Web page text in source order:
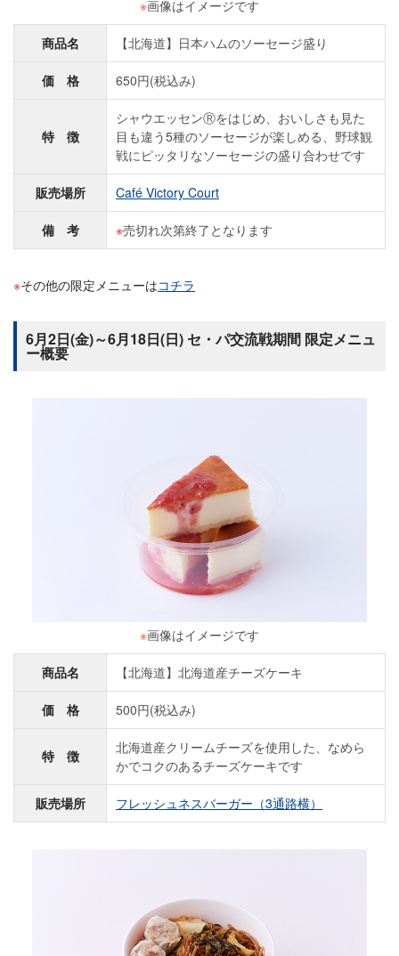
※画像はイメージです
商品名 【北海道】日本ハムのソーセージ盛り
価 格 650円(税込み)
特 徴
シャウエッセンⓇをはじめ、おいしさも見た
目も違う5種のソーセージが楽しめる、野球観
戦にピッタリなソーセージの盛り合わせです
販売場所 Café Victory Court
備 考 売切れ次第終了となります
その他の限定メニューはコチラ
6月2日(金)～6月18日(日) セ・パ交流戦期間 限定メニュ
ー概要
※画像はイメージです
商品名 【北海道】北海道産チーズケーキ
価 格 500円(税込み)
特 徴
北海道産クリームチーズを使用した、なめら
かでコクのあるチーズケーキです
販売場所 フレッシュネスバーガー（3通路横）